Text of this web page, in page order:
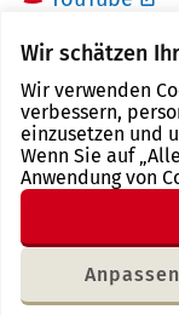
Wir schätzen
Wir verwenden
verbessern,
einzusetzen und
Wenn Sie auf
Anwendung von
Anpassen
LINKS
Landkreis
Freistaat
Region